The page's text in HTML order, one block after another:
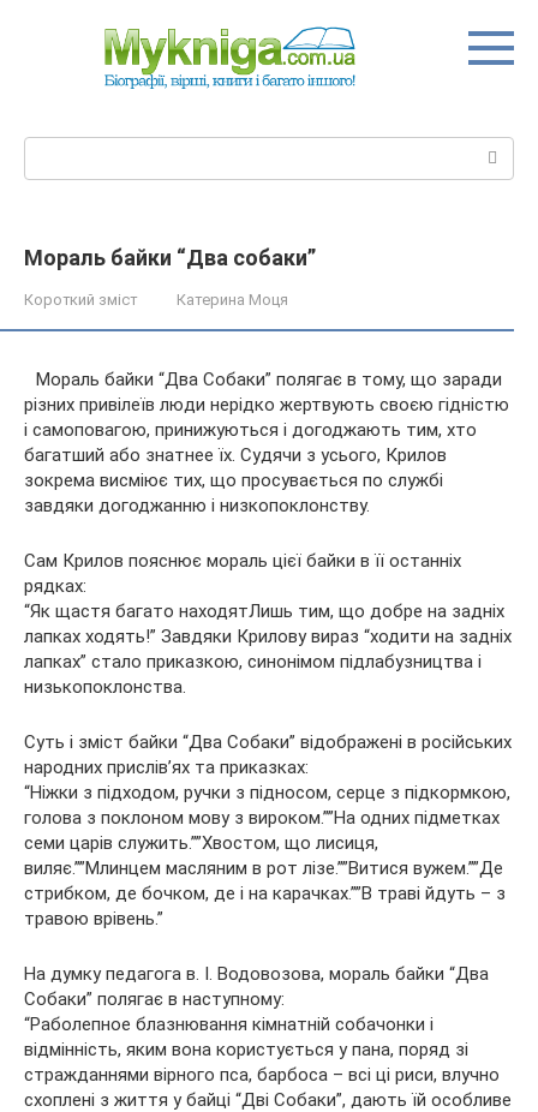
Мораль байки “Два собаки”
Короткий зміст Катерина Моця
Мораль байки “Два Собаки” полягає в тому, що заради
різних привілеїв люди нерідко жертвують своєю гідністю
і самоповагою, принижуються і догоджають тим, хто
багатший або знатнее їх. Судячи з усього, Крилов
зокрема висміює тих, що просувається по службі
завдяки догоджанню і низкопоклонству.
Сам Крилов пояснює мораль цієї байки в її останніх
рядках:
“Як щастя багато находятЛишь тим, що добре на задніх
лапках ходять!” Завдяки Крилову вираз “ходити на задніх
лапках” стало приказкою, синонімом підлабузництва і
низькопоклонства.
Суть і зміст байки “Два Собаки” відображені в російських
народних прислів’ях та приказках:
“Ніжки з підходом, ручки з підносом, серце з підкормкою,
голова з поклоном мову з вироком.””На одних підметках
семи царів служить.””Хвостом, що лисиця,
виляє.””Млинцем масляним в рот лізе.””Витися вужем.””Де
стрибком, де бочком, де і на карачках.””В траві йдуть – з
травою врівень.”
На думку педагога в. І. Водовозова, мораль байки “Два
Собаки” полягає в наступному:
“Раболепное блазнювання кімнатній собачонки і
відмінність, яким вона користується у пана, поряд зі
стражданнями вірного пса, барбоса – всі ці риси, влучно
схоплені з життя у байці “Дві Собаки”, дають їй особливе